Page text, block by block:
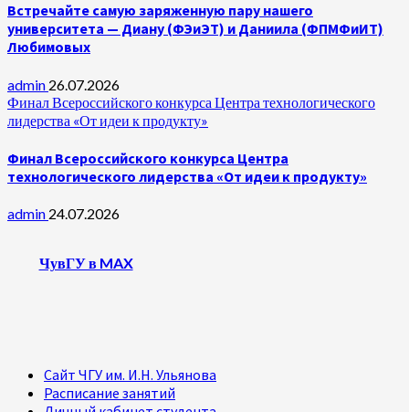
Встречайте самую заряженную пару нашего
университета — Диану (ФЭиЭТ) и Даниила (ФПМФиИТ)
Любимовых
admin 26.07.2026
Финал Всероссийского конкурса Центра технологического
лидерства «От идеи к продукту»
Финал Всероссийского конкурса Центра
технологического лидерства «От идеи к продукту»
admin 24.07.2026
ЧувГУ в MAX
Сайт ЧГУ им. И.Н. Ульянова
Расписание занятий